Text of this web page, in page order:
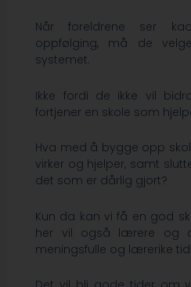
Når foreldrene ser
oppfølging, må de
systemet.
Ikke fordi de ikke vil
fortjener en skole som
Hva med å bygge opp
virker og hjelper, samt
det som er dårlig gjort?
Kun da kan vi få en god
her vil også lærere og
meningsfulle og lærerike